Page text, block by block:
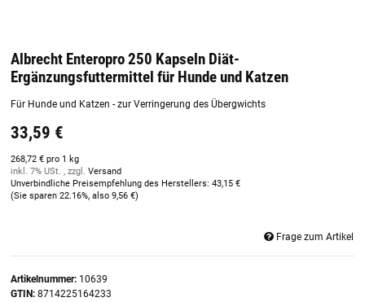
Albrecht Enteropro 250 Kapseln Diät-
Ergänzungsfuttermittel für Hunde und Katzen
Für Hunde und Katzen - zur Verringerung des Übergwichts
33,59 €
268,72 € pro 1 kg
inkl. 7% USt. , zzgl. Versand
Unverbindliche Preisempfehlung des Herstellers: 43,15 €
(Sie sparen 22.16%, also 9,56 €)
Frage zum Artikel
Artikelnummer: 10639
GTIN: 8714225164233